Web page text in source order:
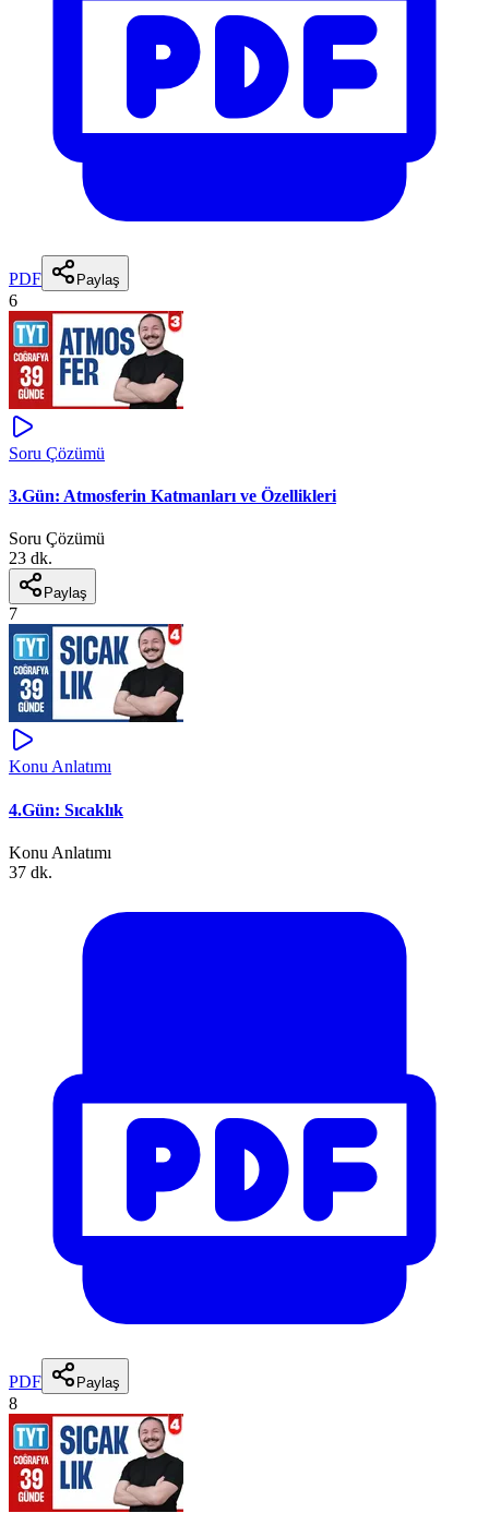
PDF Paylaş
6
Soru Çözümü
3.Gün: Atmosferin Katmanları ve Özellikleri
Soru Çözümü
23 dk.
Paylaş
7
Konu Anlatımı
4.Gün: Sıcaklık
Konu Anlatımı
37 dk.
PDF Paylaş
8